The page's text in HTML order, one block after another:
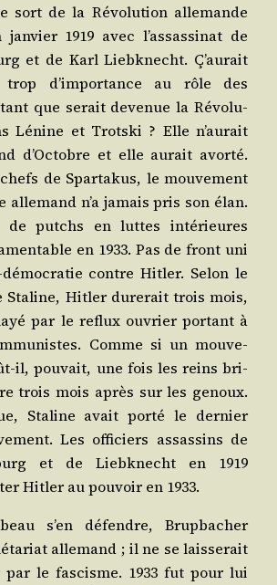
sort de la Révo­lu­tion alle­mande
jan­vier 1919 avec l’assassinat de
et de Karl Liebk­necht. Ç’aurait
d’importance au rôle des
que serait deve­nue la Révo­lu­
Lénine et Trots­ki ? Elle n’aurait
d’Octobre et elle aurait avor­té.
de Spar­ta­kus, le mou­ve­ment
n’a jamais pris son élan.
de putchs en luttes inté­rieures
en 1933. Pas de front uni
contre Hit­ler. Selon le
Sta­line, Hit­ler dure­rait trois mois,
par le reflux ouvrier por­tant à
Comme si un mou­ve­
il, pou­vait, une fois les reins bri­
trois mois après sur les genoux.
Sta­line avait por­té le der­nier
Les offi­ciers assas­sins de
et de Liebk­necht en 1919
Hit­ler au pou­voir en 1933.
s’en défendre, Brup­ba­cher
alle­mand ; il ne se lais­se­rait
par le fas­cisme. 1933 fut pour lui